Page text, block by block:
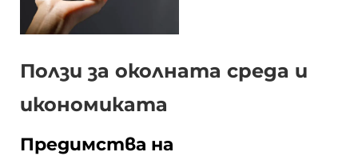
Ползи за околната среда и
икономиката
Предимства на